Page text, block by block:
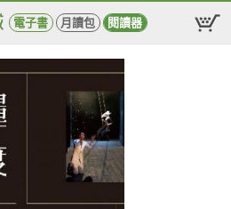
電子書 月讀包 閱讀器